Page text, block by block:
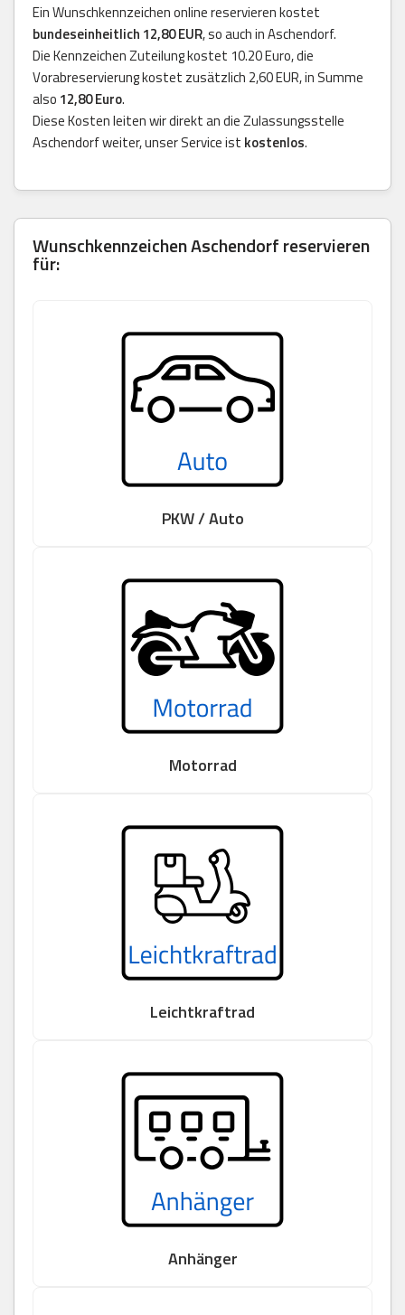
Ein Wunschkennzeichen online reservieren kostet
bundeseinheitlich 12,80 EUR, so auch in Aschendorf.
Die Kennzeichen Zuteilung kostet 10.20 Euro, die
Vorabreservierung kostet zusätzlich 2,60 EUR, in Summe
also 12,80 Euro.
Diese Kosten leiten wir direkt an die Zulassungsstelle
Aschendorf weiter, unser Service ist kostenlos.
Wunschkennzeichen Aschendorf reservieren
für:
PKW / Auto
Motorrad
Leichtkraftrad
Anhänger